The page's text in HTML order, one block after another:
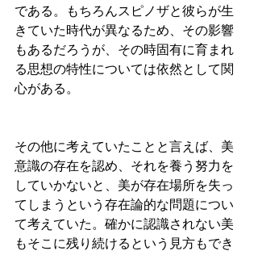
である。もちろんスピノザと彼らが生
きていた時代が異なるため、その影響
もあるだろうが、その時固有に育まれ
る思想の特性については依然として関
心がある。
その他に考えていたことと言えば、美
意識の存在を認め、それを養う努力を
していかないと、美が存在場所を失っ
てしまうという存在論的な問題につい
て考えていた。確かに認識されない美
もそこに残り続けるという見方もでき